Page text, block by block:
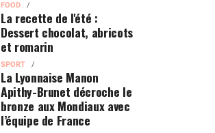
FOOD
La recette de l'été :
Dessert chocolat, abricots
et romarin
SPORT
La Lyonnaise Manon
Apithy-Brunet décroche le
bronze aux Mondiaux avec
l’équipe de France